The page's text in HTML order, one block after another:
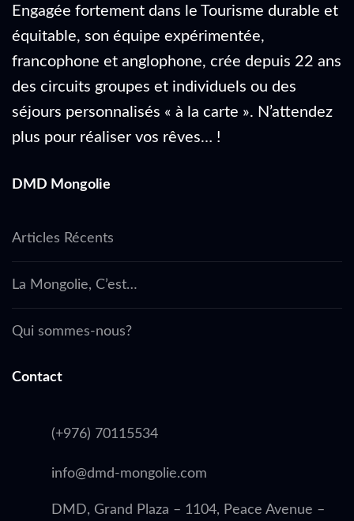
Engagée fortement dans le Tourisme durable et
équitable, son équipe expérimentée,
francophone et anglophone, crée depuis 22 ans
des circuits groupes et individuels ou des
séjours personnalisés « à la carte ». N’attendez
plus pour réaliser vos rêves… !
DMD Mongolie
Articles Récents
La Mongolie, C’est…
Qui sommes-nous?
Contact
(+976) 70115534
info@dmd-mongolie.com
DMD, Grand Plaza – 1104, Peace Avenue –